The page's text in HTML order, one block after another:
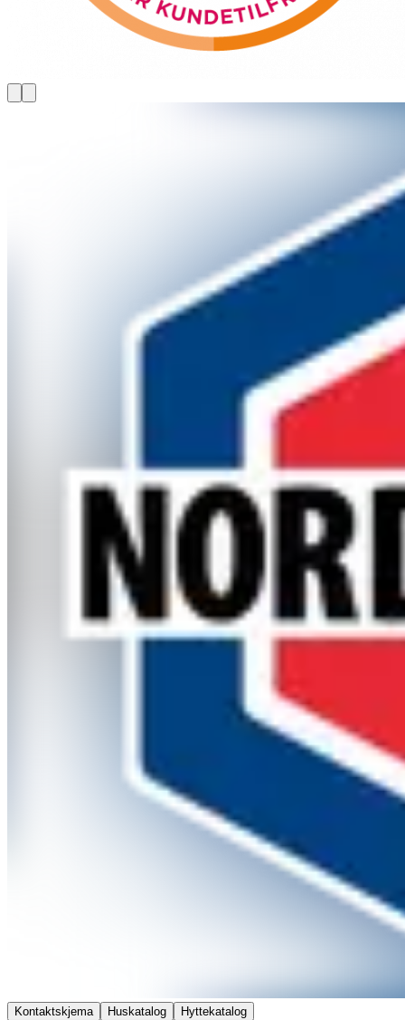
Kontaktskjema Huskatalog Hyttekatalog